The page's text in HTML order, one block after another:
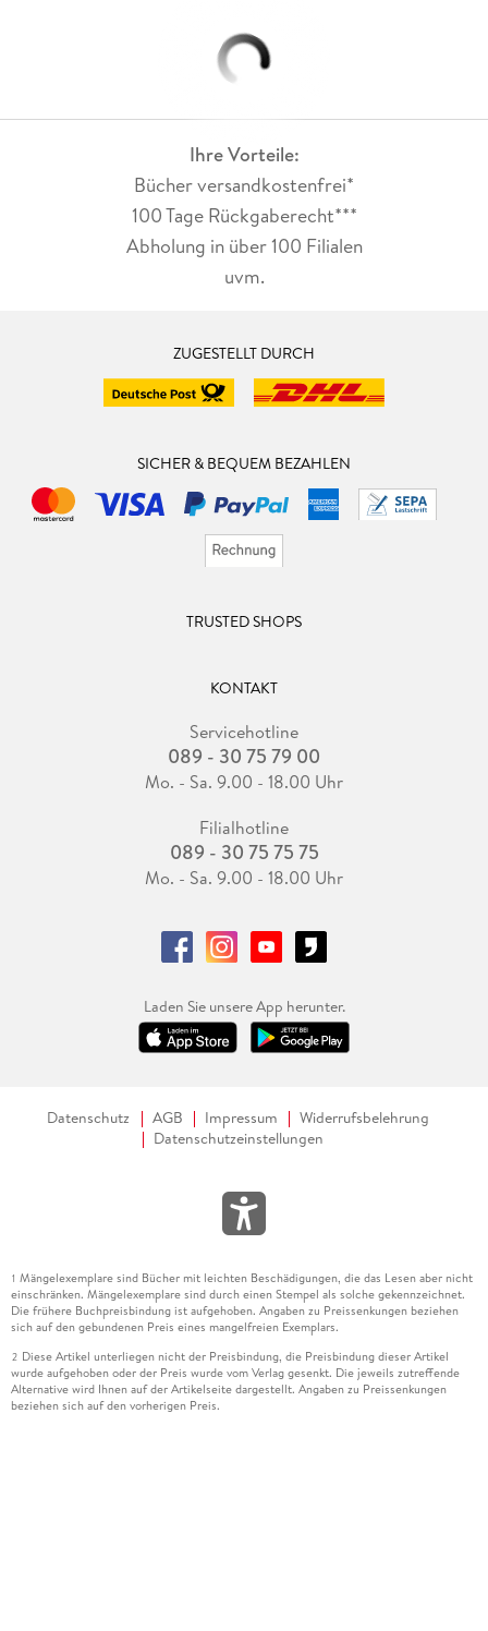
Ihre Vorteile:
Bücher versandkostenfrei*
100 Tage Rückgaberecht***
Abholung in über 100 Filialen
uvm.
ZUGESTELLT DURCH
SICHER & BEQUEM BEZAHLEN
TRUSTED SHOPS
KONTAKT
Servicehotline
089 - 30 75 79 00
Mo. - Sa. 9.00 - 18.00 Uhr
Filialhotline
089 - 30 75 75 75
Mo. - Sa. 9.00 - 18.00 Uhr
Laden Sie unsere App herunter.
Datenschutz AGB Impressum
Widerrufsbelehrung
Datenschutzeinstellungen
1 Mängelexemplare sind Bücher mit leichten Beschädigungen, die das Lesen aber nicht
einschränken. Mängelexemplare sind durch einen Stempel als solche gekennzeichnet.
Die frühere Buchpreisbindung ist aufgehoben. Angaben zu Preissenkungen beziehen
sich auf den gebundenen Preis eines mangelfreien Exemplars.
2 Diese Artikel unterliegen nicht der Preisbindung, die Preisbindung dieser Artikel
wurde aufgehoben oder der Preis wurde vom Verlag gesenkt. Die jeweils zutreffende
Alternative wird Ihnen auf der Artikelseite dargestellt. Angaben zu Preissenkungen
beziehen sich auf den vorherigen Preis.